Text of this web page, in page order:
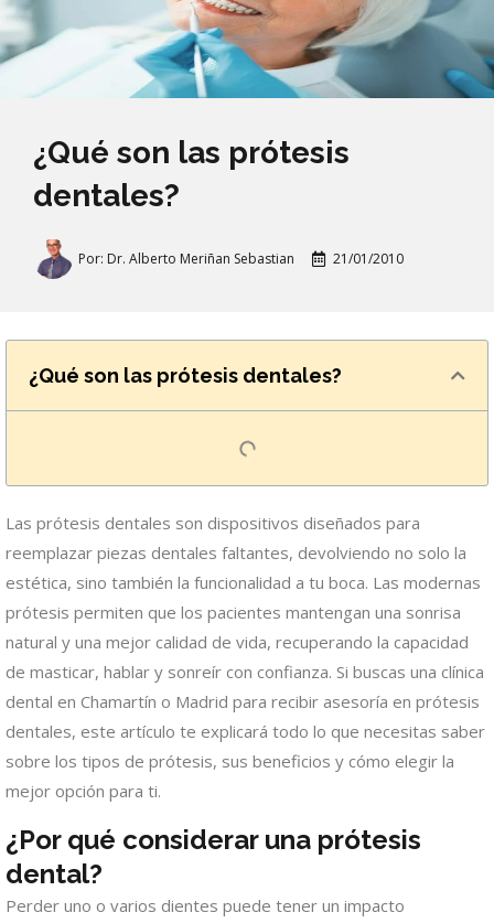
¿Qué son las prótesis
dentales?
Por: Dr. Alberto Meriñan Sebastian 21/01/2010
¿Qué son las prótesis dentales?
Las prótesis dentales son dispositivos diseñados para
reemplazar piezas dentales faltantes, devolviendo no solo la
estética, sino también la funcionalidad a tu boca. Las modernas
prótesis permiten que los pacientes mantengan una sonrisa
natural y una mejor calidad de vida, recuperando la capacidad
de masticar, hablar y sonreír con confianza. Si buscas una clínica
dental en Chamartín o Madrid para recibir asesoría en prótesis
dentales, este artículo te explicará todo lo que necesitas saber
sobre los tipos de prótesis, sus beneficios y cómo elegir la
mejor opción para ti.
¿Por qué considerar una prótesis
dental?
Perder uno o varios dientes puede tener un impacto